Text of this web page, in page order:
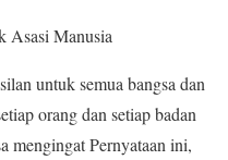
Asasi Manusia
untuk semua bangsa dan
orang dan setiap badan
mengingat Pernyataan ini,